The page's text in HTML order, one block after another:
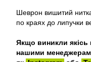
Шеврон вишитий
по краях до липучки
Якщо виникли якісь
нашими